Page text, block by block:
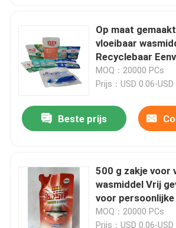
Op maat
vloeibaar
Recyclebaar
schenken voor
MOQ：20000 PCs
Prijs：USD 0.06-USD
Beste prijs
500 g zakje voor
wasmiddel Vrij
voor
MOQ：20000 PCs
Prijs：USD 0.06-USD